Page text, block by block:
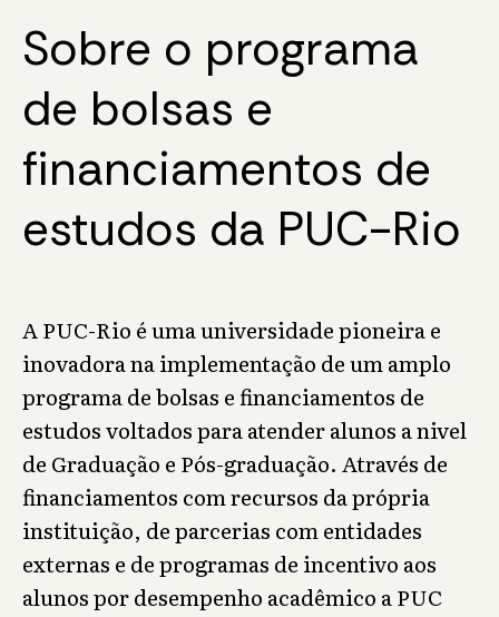
Sobre o programa
de bolsas e
financiamentos de
estudos da PUC-Rio
A PUC-Rio é uma universidade pioneira e
inovadora na implementação de um amplo
programa de bolsas e financiamentos de
estudos voltados para atender alunos a nivel
de Graduação e Pós-graduação. Através de
financiamentos com recursos da própria
instituição, de parcerias com entidades
externas e de programas de incentivo aos
alunos por desempenho acadêmico a PUC